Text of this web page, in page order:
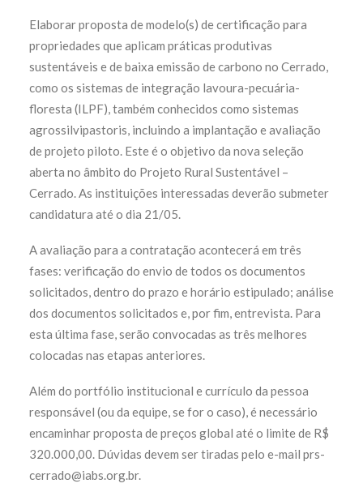
Elaborar proposta de modelo(s) de certificação para
propriedades que aplicam práticas produtivas
sustentáveis e de baixa emissão de carbono no Cerrado,
como os sistemas de integração lavoura-pecuária-
floresta (ILPF), também conhecidos como sistemas
agrossilvipastoris, incluindo a implantação e avaliação
de projeto piloto. Este é o objetivo da nova seleção
aberta no âmbito do Projeto Rural Sustentável –
Cerrado. As instituições interessadas deverão submeter
candidatura até o dia 21/05.
A avaliação para a contratação acontecerá em três
fases: verificação do envio de todos os documentos
solicitados, dentro do prazo e horário estipulado; análise
dos documentos solicitados e, por fim, entrevista. Para
esta última fase, serão convocadas as três melhores
colocadas nas etapas anteriores.
Além do portfólio institucional e currículo da pessoa
responsável (ou da equipe, se for o caso), é necessário
encaminhar proposta de preços global até o limite de R$
320.000,00. Dúvidas devem ser tiradas pelo e-mail prs-
cerrado@iabs.org.br.